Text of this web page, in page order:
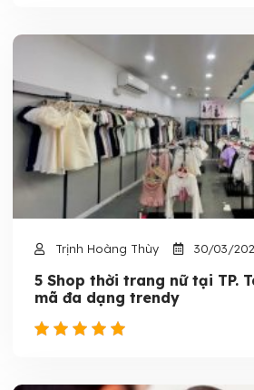
Trịnh Hoàng Thùy 30/03/
5 Shop thời trang nữ tại TP.
mã đa dạng trendy